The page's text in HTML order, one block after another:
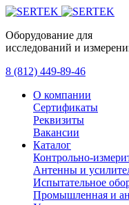
Оборудование для
исследований и
8 (812) 449-89-46
О компании
Сертификаты
Реквизиты
Вакансии
Каталог
Контрольно-
Антенны и
Испытательное
Промышленная и